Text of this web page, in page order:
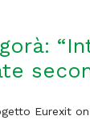
Eurexit